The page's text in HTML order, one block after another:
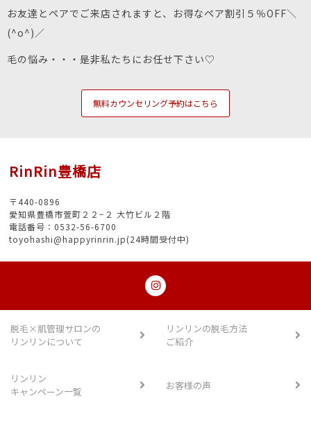
お友達とペアでご来店されますと、お得なペア割引５％OFF＼
(^o^)／
毛の悩み・・・是非私たちにお任せ下さい♡
無料カウンセリング予約はこちら
RinRin豊橋店
〒440-0896
愛知県豊橋市萱町２２−２ 大竹ビル２階
電話番号：0532-56-6700
toyohashi@happyrinrin.jp(24時間受付中)
脱毛×肌管理サロンの
リンリンについて
リンリンの脱毛方法
ご紹介
リンリン
キャンペーン一覧
お客様の声